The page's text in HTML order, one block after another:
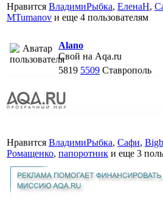
Нравится ВладимиРыбка, ЕленаН,
MTumanov и еще 4 пользователям
Alano
Свой на Aqa.ru
5819 5509 Ставрополь
Нравится ВладимиРыбка, Сафи,
Ромащенко, папоротник и еще 3